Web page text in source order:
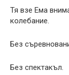
Тя взе Ема
колебание.
Без
Без спектакъл.